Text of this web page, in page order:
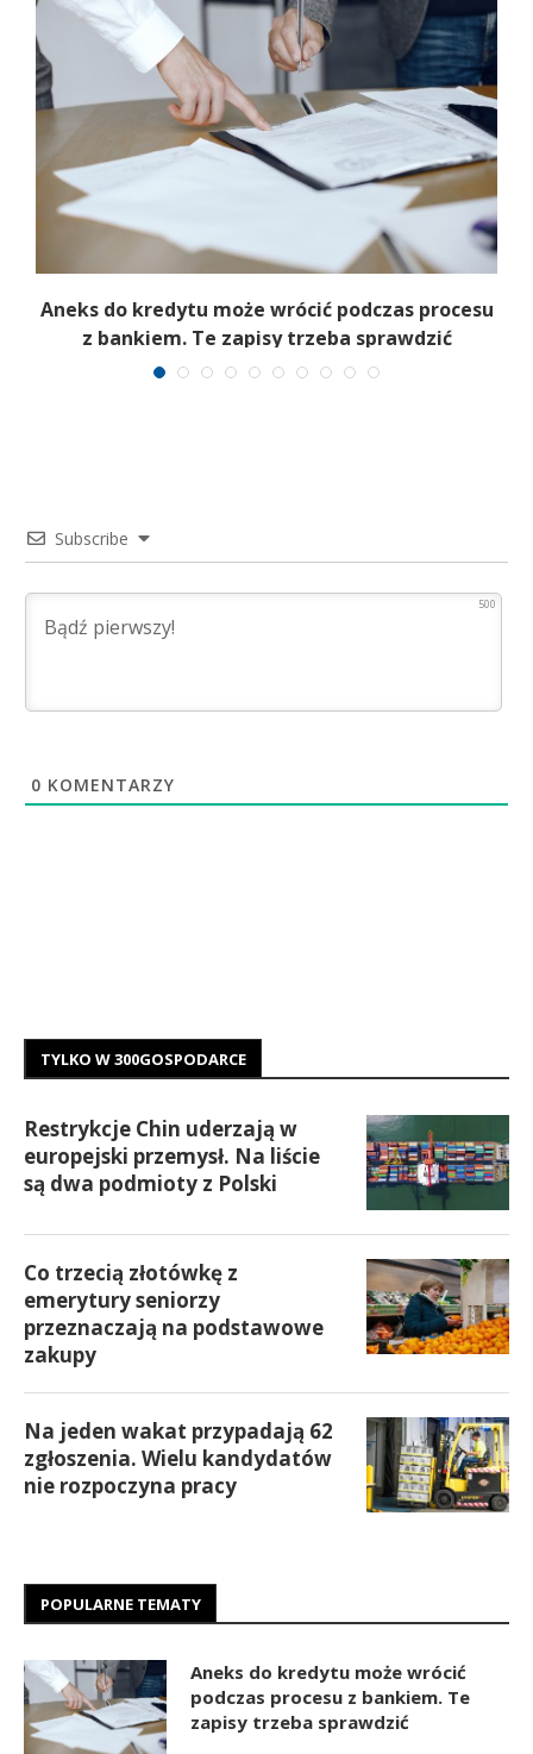
Aneks do kredytu może wrócić podczas procesu
z bankiem. Te zapisy trzeba sprawdzić
Subscribe
500
0 KOMENTARZY
TYLKO W 300GOSPODARCE
Restrykcje Chin uderzają w
europejski przemysł. Na liście
są dwa podmioty z Polski
Co trzecią złotówkę z
emerytury seniorzy
przeznaczają na podstawowe
zakupy
Na jeden wakat przypadają 62
zgłoszenia. Wielu kandydatów
nie rozpoczyna pracy
POPULARNE TEMATY
Aneks do kredytu może wrócić
podczas procesu z bankiem. Te
zapisy trzeba sprawdzić